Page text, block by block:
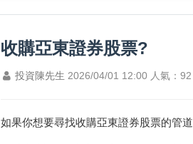
收購亞東證券股票?
投資陳先生 2026/04/01 12:00 人氣：92
如果你想要尋找收購亞東證券股票的管道